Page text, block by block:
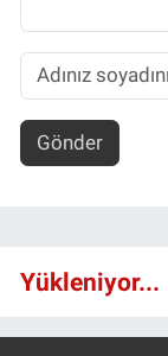
Gönder
Yükleniyor...